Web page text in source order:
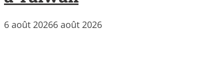
6 août 20266 août 2026